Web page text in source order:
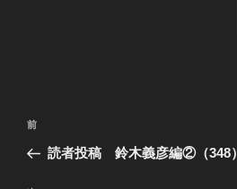
投
ナ
過
去
前
読者投稿 鈴木義彦編②（348）